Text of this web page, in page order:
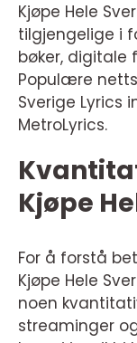
Kjøpe Hele
tilgjengelige i
bøker, digitale
Populære
Sverige Lyrics
MetroLyrics.
Kjøpe
For å forstå
Kjøpe Hele
noen
streaminger